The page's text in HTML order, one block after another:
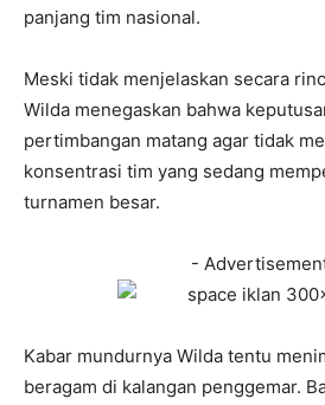
panjang tim nasional.
Meski tidak menjelaskan secara
Wilda menegaskan bahwa
pertimbangan matang agar tidak
konsentrasi tim yang sedang
turnamen besar.
-
Kabar mundurnya Wilda tentu
beragam di kalangan penggemar.